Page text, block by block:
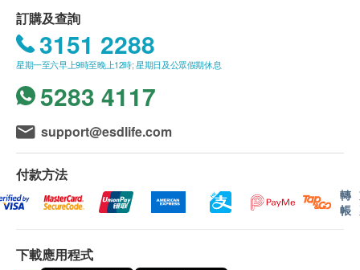
不受紫外線和自由基的傷害; 促進身體健康增強體質;
促進皮膚健康和延緩衰老; 促進心臟及心血管健康; 促
進肝臟健康; 有助提升能量，令人更精神; 有助肌肉運
動後迅速復原，緩解運動後疲勞。
金裝適合關注腦弱態人群。
適合人士
卓營方Supra NMN金裝適合關注延緩衰老、眼睛、
皮膚、腦部健康、心臟及心血管健康的人士服用
β-煙酰胺單核苷酸、白藜蘆醇、吡咯喹啉醌、乳化劑
HK$20（不論賬單總額）。卓營方會於送貨前透過電
話或電郵通知顧客再作安排。
3. 我們將於確定訂單後3-5個工作天內安排發貨。
4. 不排除運送時間會因節日而有所影響。當八號
烈風訊號懸掛或黑色暴雨警告生效時，送貨服務時間
5. 所有訂單須視乎相關貨品的供應情況再作最後
確認。倘若健康網購health.ESDlife未能提供任何訂單
上的貨品，健康網購health.ESDlife有權拒絕接受該訂
單，並且會於送貨前透過電話或電郵通知顧客再作安
1. 貨品質量保證，於顧客收到產品當日起計，食
訂購及查詢
3151 2288
星期一至六早上9時至晚上12時; 星期日及公眾假期休息
5283 4117
support@esdlife.com
付款方法
轉
帳
下載應用程式